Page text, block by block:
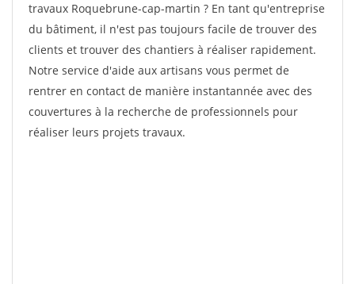
travaux Roquebrune-cap-martin ? En tant qu'entreprise
du bâtiment, il n'est pas toujours facile de trouver des
clients et trouver des chantiers à réaliser rapidement.
Notre service d'aide aux artisans vous permet de
rentrer en contact de manière instantannée avec des
couvertures à la recherche de professionnels pour
réaliser leurs projets travaux.